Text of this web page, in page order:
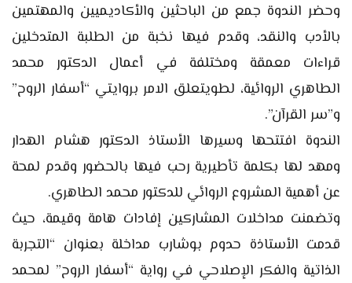
وحضر الندوة جمع من الباحثين والأكاديميين والمهتمين
بالأدب والنقد، وقدم فيها نخبة من الطلبة المتدخلين
قراءات معمقة ومختلفة في أعمال الدكتور محمد
الطاهري الروائية، لطويتعلق الامر بروايتي “أسفار الروح”
و”سر القرآن”.
الندوة افتتحها وسيرها الأستاذ الدكتور هشام الهدار
ومهد لها بكلمة تأطيرية رحب فيها بالحضور وقدم لمحة
عن أهمية المشروع الروائي للدكتور محمد الطاهري.
وتضمنت مداخلات المشاركين إفادات هامة وقيمة، حيث
قدمت الأستاذة حدوم بوشارب مداخلة بعنوان “التجربة
الذاتية والفكر الإصلاحي في رواية “أسفار الروح” لمحمد